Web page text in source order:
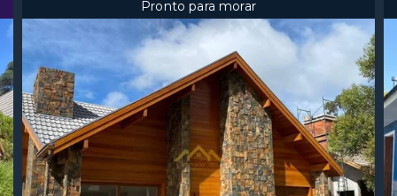
Pronto para morar